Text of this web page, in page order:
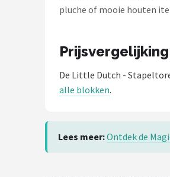
Funnies.
pluche of mooie houten
De Little Dutch -
alle blokken.
Lees meer:Ontdek de